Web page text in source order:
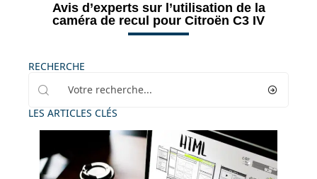
Avis d’experts sur l’utilisation de la
caméra de recul pour Citroën C3 IV
RECHERCHE
LES ARTICLES CLÉS